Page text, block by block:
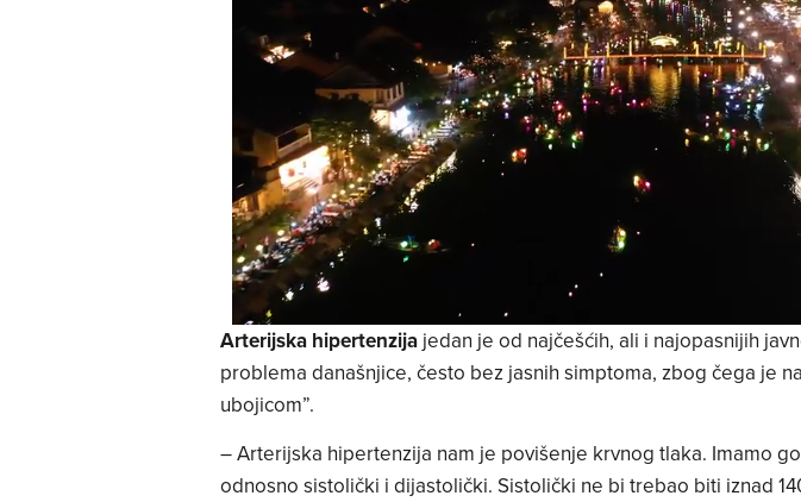
Arterijska hipertenzijajedan je od najčešćih, ali i najopasnijih
problema današnjice, često bez jasnih simptoma, zbog čega je
ubojicom”.
– Arterijska hipertenzija nam je povišenje krvnog tlaka. Imamo
odnosno sistolički i dijastolički. Sistolički ne bi trebao biti iznad